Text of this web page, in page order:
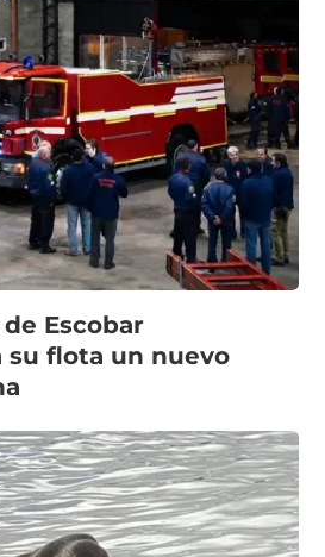
Escobar
su flota un nuevo